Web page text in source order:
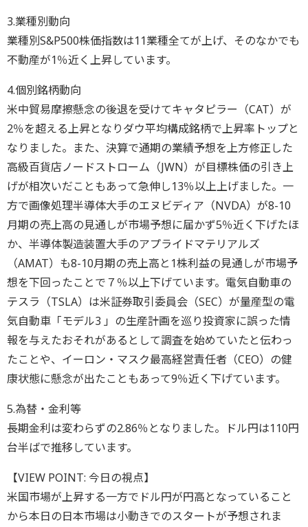
3.業種別動向
業種別S&P500株価指数は11業種全てが上げ、そのなかでも
不動産が1％近く上昇しています。
4.個別銘柄動向
米中貿易摩擦懸念の後退を受けてキャタピラー（CAT）が
2％を超える上昇となりダウ平均構成銘柄で上昇率トップと
なりました。また、決算で通期の業績予想を上方修正した
高級百貨店ノードストローム（JWN）が目標株価の引き上
げが相次いだこともあって急伸し13％以上上げました。一
方で画像処理半導体大手のエヌビディア（NVDA）が8-10
月期の売上高の見通しが市場予想に届かず5％近く下げたほ
か、半導体製造装置大手のアプライドマテリアルズ
（AMAT）も8-10月期の売上高と1株利益の見通しが市場予
想を下回ったことで７％以上下げています。電気自動車の
テスラ（TSLA）は米証券取引委員会（SEC）が量産型の電
気自動車「モデル3 」の生産計画を巡り投資家に誤った情
報を与えたおそれがあるとして調査を始めていたと伝わっ
たことや、イーロン・マスク最高経営責任者（CEO）の健
康状態に懸念が出たこともあって9％近く下げています。
5.為替・金利等
長期金利は変わらずの2.86％となりました。ドル円は110円
台半ばで推移しています。
【VIEW POINT: 今日の視点】
米国市場が上昇する一方でドル円が円高となっていること
から本日の日本市場は小動きでのスタートが予想されま